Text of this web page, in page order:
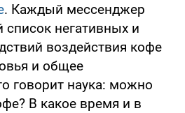
. Каждый мессенджер
негативных и
воздействия кофе
и общее
говорит наука: можно
В какое время и в